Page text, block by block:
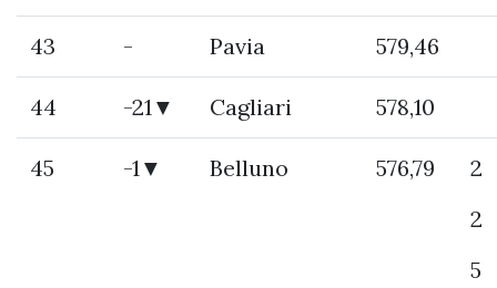
43 - Pavia 579,46
44 -21▼ Cagliari 578,10
45 -1▼ Belluno 576,79
2
2
5